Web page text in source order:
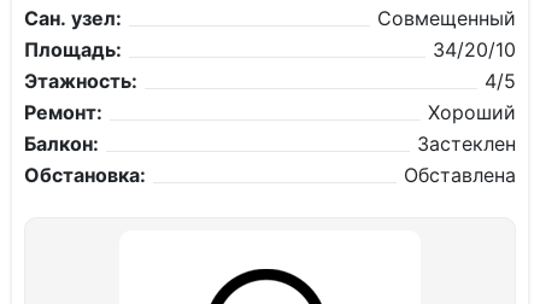
Сан. узел:
Совмещенный
Площадь:
34/20/10
Этажность:
4/5
Ремонт:
Хороший
Балкон:
Застеклен
Обстановка:
Обставлена